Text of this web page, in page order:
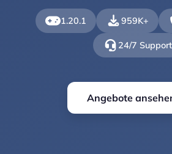
1.20.1 959K+
24/7 Support
Angebote